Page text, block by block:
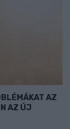
AZ
AZ ÚJ